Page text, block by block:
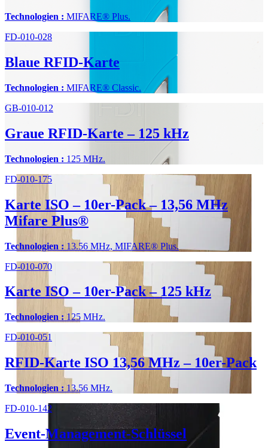
Technologien : MIFARE® Plus.
FD-010-028
Blaue RFID-Karte
Technologien : MIFARE® Classic.
GB-010-012
Graue RFID-Karte – 125 kHz
Technologien : 125 MHz.
FD-010-175
Karte ISO – 10er-Pack – 13,56 MHz
Mifare Plus®
Technologien : 13.56 MHz, MIFARE® Plus.
FD-010-070
Karte ISO – 10er-Pack – 125 kHz
Technologien : 125 MHz.
FD-010-051
RFID-Karte ISO 13,56 MHz – 10er-Pack
Technologien : 13.56 MHz.
FD-010-142
Event-Management-Schlüssel